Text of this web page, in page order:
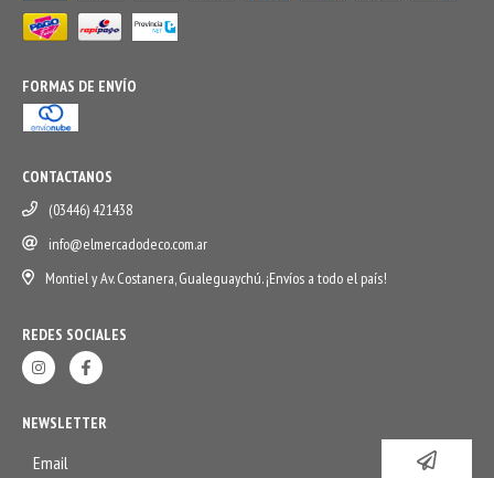
FORMAS DE ENVÍO
CONTACTANOS
(03446) 421438
info@elmercadodeco.com.ar
Montiel y Av. Costanera, Gualeguaychú. ¡Envíos a todo el país!
REDES SOCIALES
NEWSLETTER